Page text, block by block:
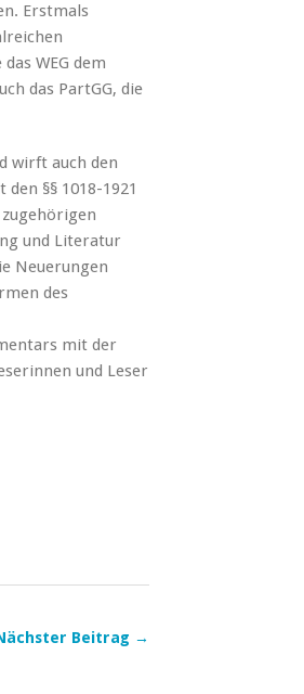
Erstmals
WEG dem
das PartGG, die
wirft auch den
§§ 1018-1921
und Literatur
Neuerungen
des
mit der
und Leser
Beitrag →